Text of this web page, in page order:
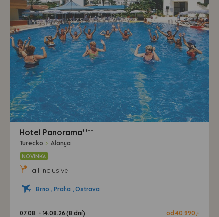
Hotel Panorama****
Turecko > Alanya
NOVINKA
all inclusive
Brno , Praha , Ostrava
07.08. - 14.08.26 (8 dní)
od 40 990,-